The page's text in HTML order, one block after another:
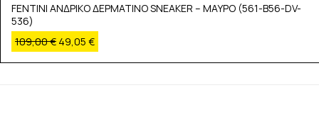
FENTINI ΑΝΔΡΙΚΟ ΔΕΡΜΑΤΙΝΟ SNEAKER – ΜΑΥΡΟ (561-B56-DV-
536)
109,00€ 49,05 €